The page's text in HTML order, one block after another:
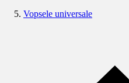
Vopsele universale